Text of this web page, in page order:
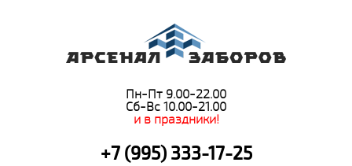
Пн-Пт 9.00-22.00
Сб-Вс 10.00-21.00
и в праздники!
+7 (995) 333-17-25